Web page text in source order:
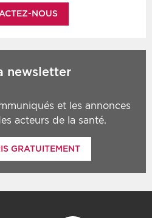
NOUS
newsletter
et les annonces
acteurs de la santé.
GRATUITEMENT